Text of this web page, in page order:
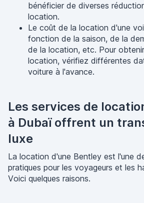
bénéficier de diverses
location.
Le coût de la location d'une
fonction de la saison, de la
de la location, etc. Pour
location, vérifiez différentes
voiture à l'avance.
Les services de
à Dubaï offrent un
luxe
La location d'une Bentley est l'une
pratiques pour les voyageurs et les
Voici quelques raisons.